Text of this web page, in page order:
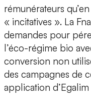
rémunérateurs
« incitatives ». La
demandes pour
l’éco-régime bio
conversion non
des campagnes de
application